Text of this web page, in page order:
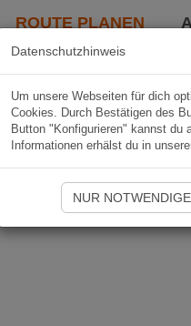
ROUTE PLANEN
Datenschutzhinweis
Um unsere Webseiten für dich
Cookies. Durch Bestätigen des
Button "Konfigurieren" kannst du
Informationen erhälst du in
NUR